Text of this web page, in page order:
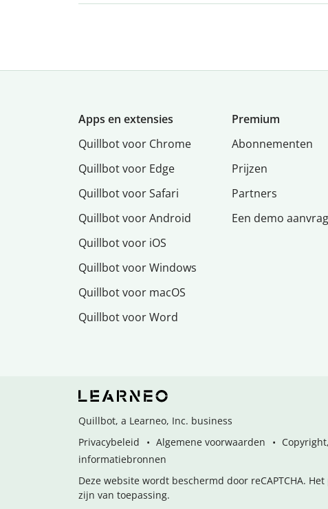
Apps en extensies
Quillbot voor Chrome
Quillbot voor Edge
Quillbot voor Safari
Quillbot voor Android
Quillbot voor iOS
Quillbot voor Windows
Quillbot voor macOS
Quillbot voor Word
Premium
Abonnementen
Prijzen
Partners
Een demo
Quillbot, a Learneo, Inc. business
Privacybeleid
Algemene voorwaarden
informatiebronnen
Deze website wordt beschermd door reCAPTCHA.
zijn van toepassing.